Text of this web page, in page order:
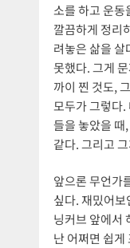
소를 하고 운동
깔끔하게 정리
려놓은 삶을 살
못했다. 그게
까이 찐 것도,
모두가 그렇다.
들을 놓았을 때
같다. 그리고
앞으론 무언가
싶다. 재밌어
닝커브 앞에서
난 어쩌면 쉽